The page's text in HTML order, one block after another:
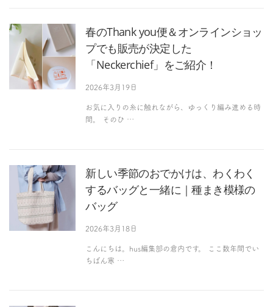
春のThank you便＆オンラインショッ
プでも販売が決定した
「Neckerchief」をご紹介！
2026年3月19日
お気に入りの糸に触れながら、ゆっくり編み進める時
間。 そのひ …
新しい季節のおでかけは、わくわく
するバッグと一緒に｜種まき模様の
バッグ
2026年3月18日
こんにちは。hus編集部の倉内です。 ここ数年間でい
ちばん寒 …